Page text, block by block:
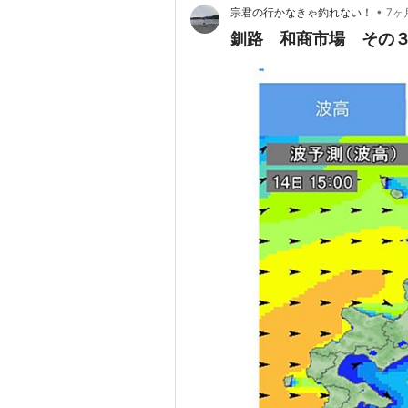
宗君の行かなきゃ釣れない！ • 7ヶ
釧路 和商市場 その